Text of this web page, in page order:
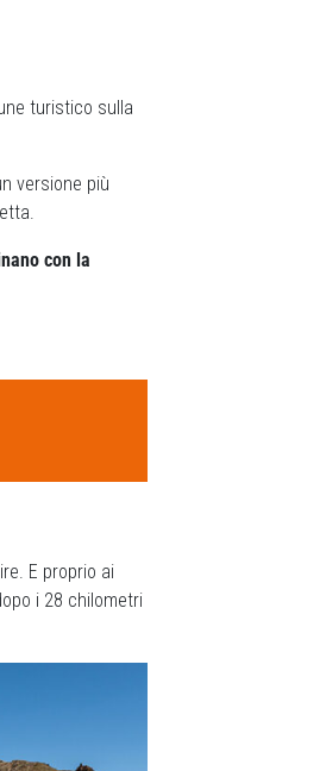
turistico sulla
versione più
con la
E proprio ai
i 28 chilometri